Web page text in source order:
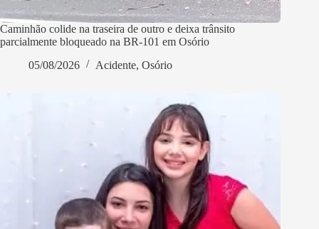
Caminhão colide na traseira de outro e deixa trânsito
parcialmente bloqueado na BR-101 em Osório
05/08/2026
Acidente, Osório